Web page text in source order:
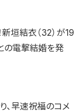
垣結衣（32）が19
の電撃結婚を発
、早速祝福のコメ